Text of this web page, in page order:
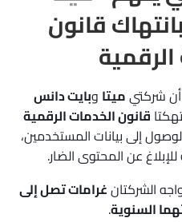
بانتهاك قانون
أن شركتيميتا وبايت دانس
قانون الخدمات الرقمية
إلى بيانات المستخدمين،
عن المحتوى الضار.
الشركتانغرامات تصل إلى
.